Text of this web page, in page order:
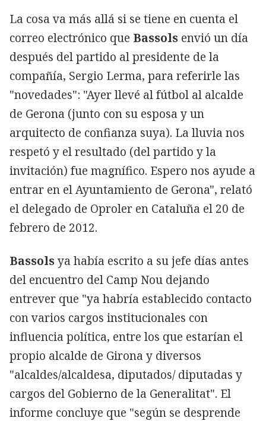
La cosa va más allá si se tiene en cuenta el
correo electrónico que Bassols envió un día
después del partido al presidente de la
compañía, Sergio Lerma, para referirle las
"novedades": "Ayer llevé al fútbol al alcalde
de Gerona (junto con su esposa y un
arquitecto de confianza suya). La lluvia nos
respetó y el resultado (del partido y la
invitación) fue magnífico. Espero nos ayude a
entrar en el Ayuntamiento de Gerona", relató
el delegado de Oproler en Cataluña el 20 de
febrero de 2012.
Bassolsya había escrito a su jefe días antes
del encuentro del Camp Nou dejando
entrever que "ya habría establecido contacto
con varios cargos institucionales con
influencia política, entre los que estarían el
propio alcalde de Girona y diversos
"alcaldes/alcaldesa, diputados/ diputadas y
cargos del Gobierno de la Generalitat". El
informe concluye que "según se desprende